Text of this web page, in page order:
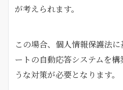
が考えられます。
この場合、個人情報保護法
ートの自動応答システムを
うな対策が必要となります。